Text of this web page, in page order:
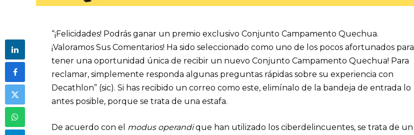
“¡Felicidades! Podrás ganar un premio exclusivo Conjunto Campamento Quechua.
¡Valoramos Sus Comentarios! Ha sido seleccionado como uno de los pocos afortunados para
tener una oportunidad única de recibir un nuevo Conjunto Campamento Quechua! Para
reclamar, simplemente responda algunas preguntas rápidas sobre su experiencia con
Decathlon” (sic). Si has recibido un correo como este, elimínalo de la bandeja de entrada lo
antes posible, porque se trata de una estafa.
De acuerdo con el modus operandique han utilizado los ciberdelincuentes, se trata de un